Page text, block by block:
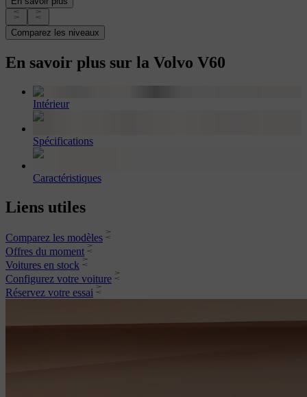
Comparez les niveaux
En savoir plus sur la Volvo V60
Intérieur
Spécifications
Caractéristiques
Liens utiles
Comparez les modèles
Offres du moment
Voitures en stock
Configurez votre voiture
Réservez votre essai